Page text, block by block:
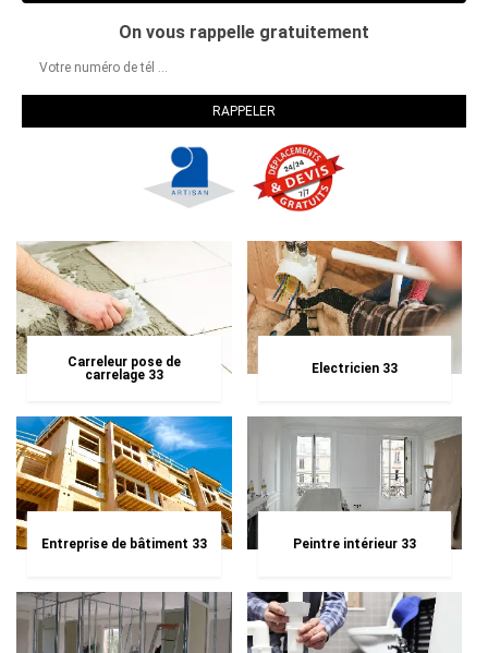
On vous rappelle gratuitement
Carreleur pose de
carrelage 33
Electricien 33
Entreprise de bâtiment 33 Peintre intérieur 33